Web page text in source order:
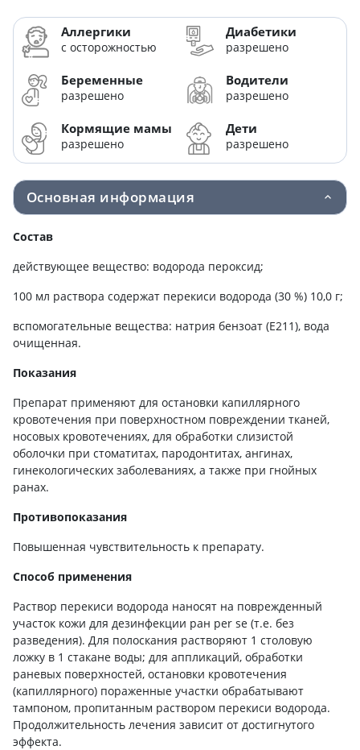
Аллергики
с осторожностью
Диабетики
разрешено
Беременные
разрешено
Водители
разрешено
Кормящие мамы
разрешено
Дети
разрешено
Основная информация
Состав
действующее вещество: водорода пероксид;
100 мл раствора содержат перекиси водорода (30 %) 10,0 г;
вспомогательные вещества: натрия бензоат (Е211), вода
очищенная.
Показания
Препарат применяют для остановки капиллярного
кровотечения при поверхностном повреждении тканей,
носовых кровотечениях, для обработки слизистой
оболочки при стоматитах, пародонтитах, ангинах,
гинекологических заболеваниях, а также при гнойных
ранах.
Противопоказания
Повышенная чувствительность к препарату.
Способ применения
Раствор перекиси водорода наносят на поврежденный
участок кожи для дезинфекции ран per se (т.е. без
разведения). Для полоскания растворяют 1 столовую
ложку в 1 стакане воды; для аппликаций, обработки
раневых поверхностей, остановки кровотечения
(капиллярного) пораженные участки обрабатывают
тампоном, пропитанным раствором перекиси водорода.
Продолжительность лечения зависит от достигнутого
эффекта.